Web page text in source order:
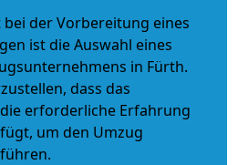
der Vorbereitung eines
ist die Auswahl eines
in Fürth.
dass das
erforderliche Erfahrung
um den Umzug